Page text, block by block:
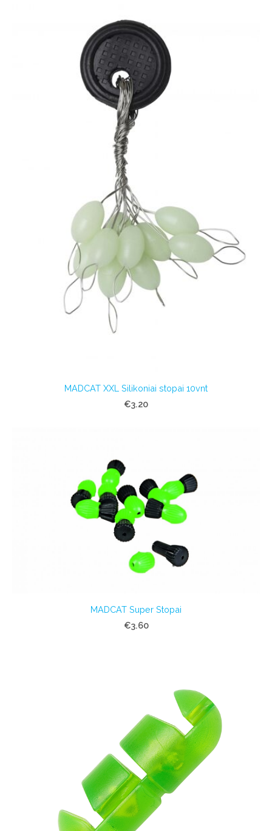
MADCAT XXL Silikoniai stopai 10vnt
€3.20
MADCAT Super Stopai
€3.60